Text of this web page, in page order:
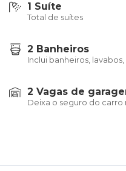
1 Suíte
Total de suítes
2 Banheiros
Inclui banheiros,
2 Vagas de
Deixa o seguro do carro